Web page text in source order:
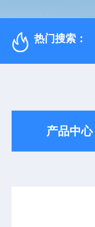
热门搜索：
产品中心